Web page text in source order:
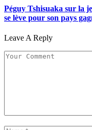
Péguy Tshisuaka sur la
se lève pour son pays
Leave A Reply